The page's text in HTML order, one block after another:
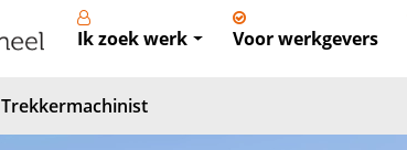
Ik zoek werk Voor werkgevers
Trekkermachinist